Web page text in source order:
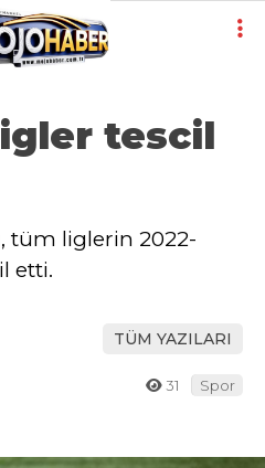
tescil
tüm liglerin 2022-
etti.
TÜM YAZILARI
31 Spor